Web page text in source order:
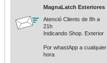
MagnaLatch Exteriores
Atenció Clients de 8h a
21h
Indicando Shop. Exterior
Por whastApp a cualquier
hora